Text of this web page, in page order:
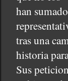
han
tras una
historia
Sus